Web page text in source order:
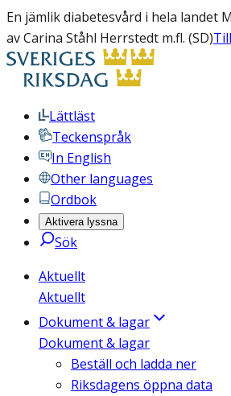
En jämlik diabetesvård i hela landet
av Carina Ståhl Herrstedt m.fl. (SD)
Lättläst
Teckenspråk
In English
Other languages
Ordbok
Aktivera lyssna
Sök
Aktuellt
Aktuellt
Dokument & lagar
Dokument & lagar
Beställ och ladda ner
Riksdagens öppna data